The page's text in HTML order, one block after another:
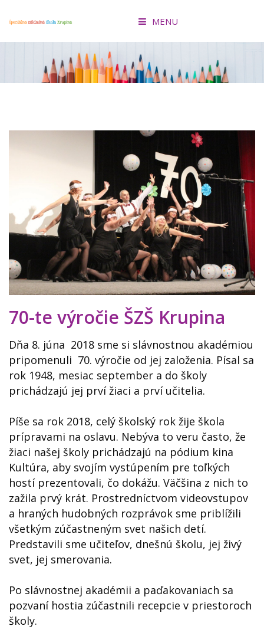
MENU
ÚVOD
O ŠKOLE
PRIHLÁŠKA
EDUPAGE
FACEBOOK
OZ ŠKRUPINKA
KONTAKTY
70-te výročie ŠZŠ Krupina
Dňa 8. júna 2018 sme si slávnostnou akadémiou
pripomenuli 70. výročie od jej založenia. Písal sa
rok 1948, mesiac september a do školy
prichádzajú jej prví žiaci a prví učitelia.
Píše sa rok 2018, celý školský rok žije škola
prípravami na oslavu. Nebýva to veru často, že
žiaci našej školy prichádzajú na pódium kina
Kultúra, aby svojím vystúpením pre toľkých
hostí prezentovali, čo dokážu. Väčšina z nich to
zažila prvý krát. Prostredníctvom videovstupov
a hraných hudobných rozprávok sme priblížili
všetkým zúčastneným svet našich detí.
Predstavili sme učiteľov, dnešnú školu, jej živý
svet, jej smerovania.
Po slávnostnej akadémii a paďakovaniach sa
pozvaní hostia zúčastnili recepcie v priestoroch
školy.